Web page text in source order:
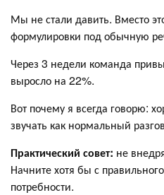
Мы не стали давить. Вместо
формулировки под обычную
Через 3 недели команда
выросло на 22%.
Вот почему я всегда говорю:
звучать как нормальный
Практический совет: не
Начните хотя бы с
потребности.